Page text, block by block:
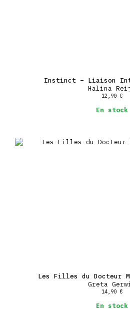
Instinct – Liaison
Halina
12,90 €
En stock
Les Filles du Docteur
Greta
14,90 €
En stock